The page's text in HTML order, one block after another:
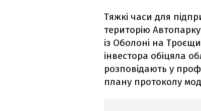
Тяжкі часи для
територію
із Оболоні на
інвестора обіцяла
розповідають у
плану протоколу